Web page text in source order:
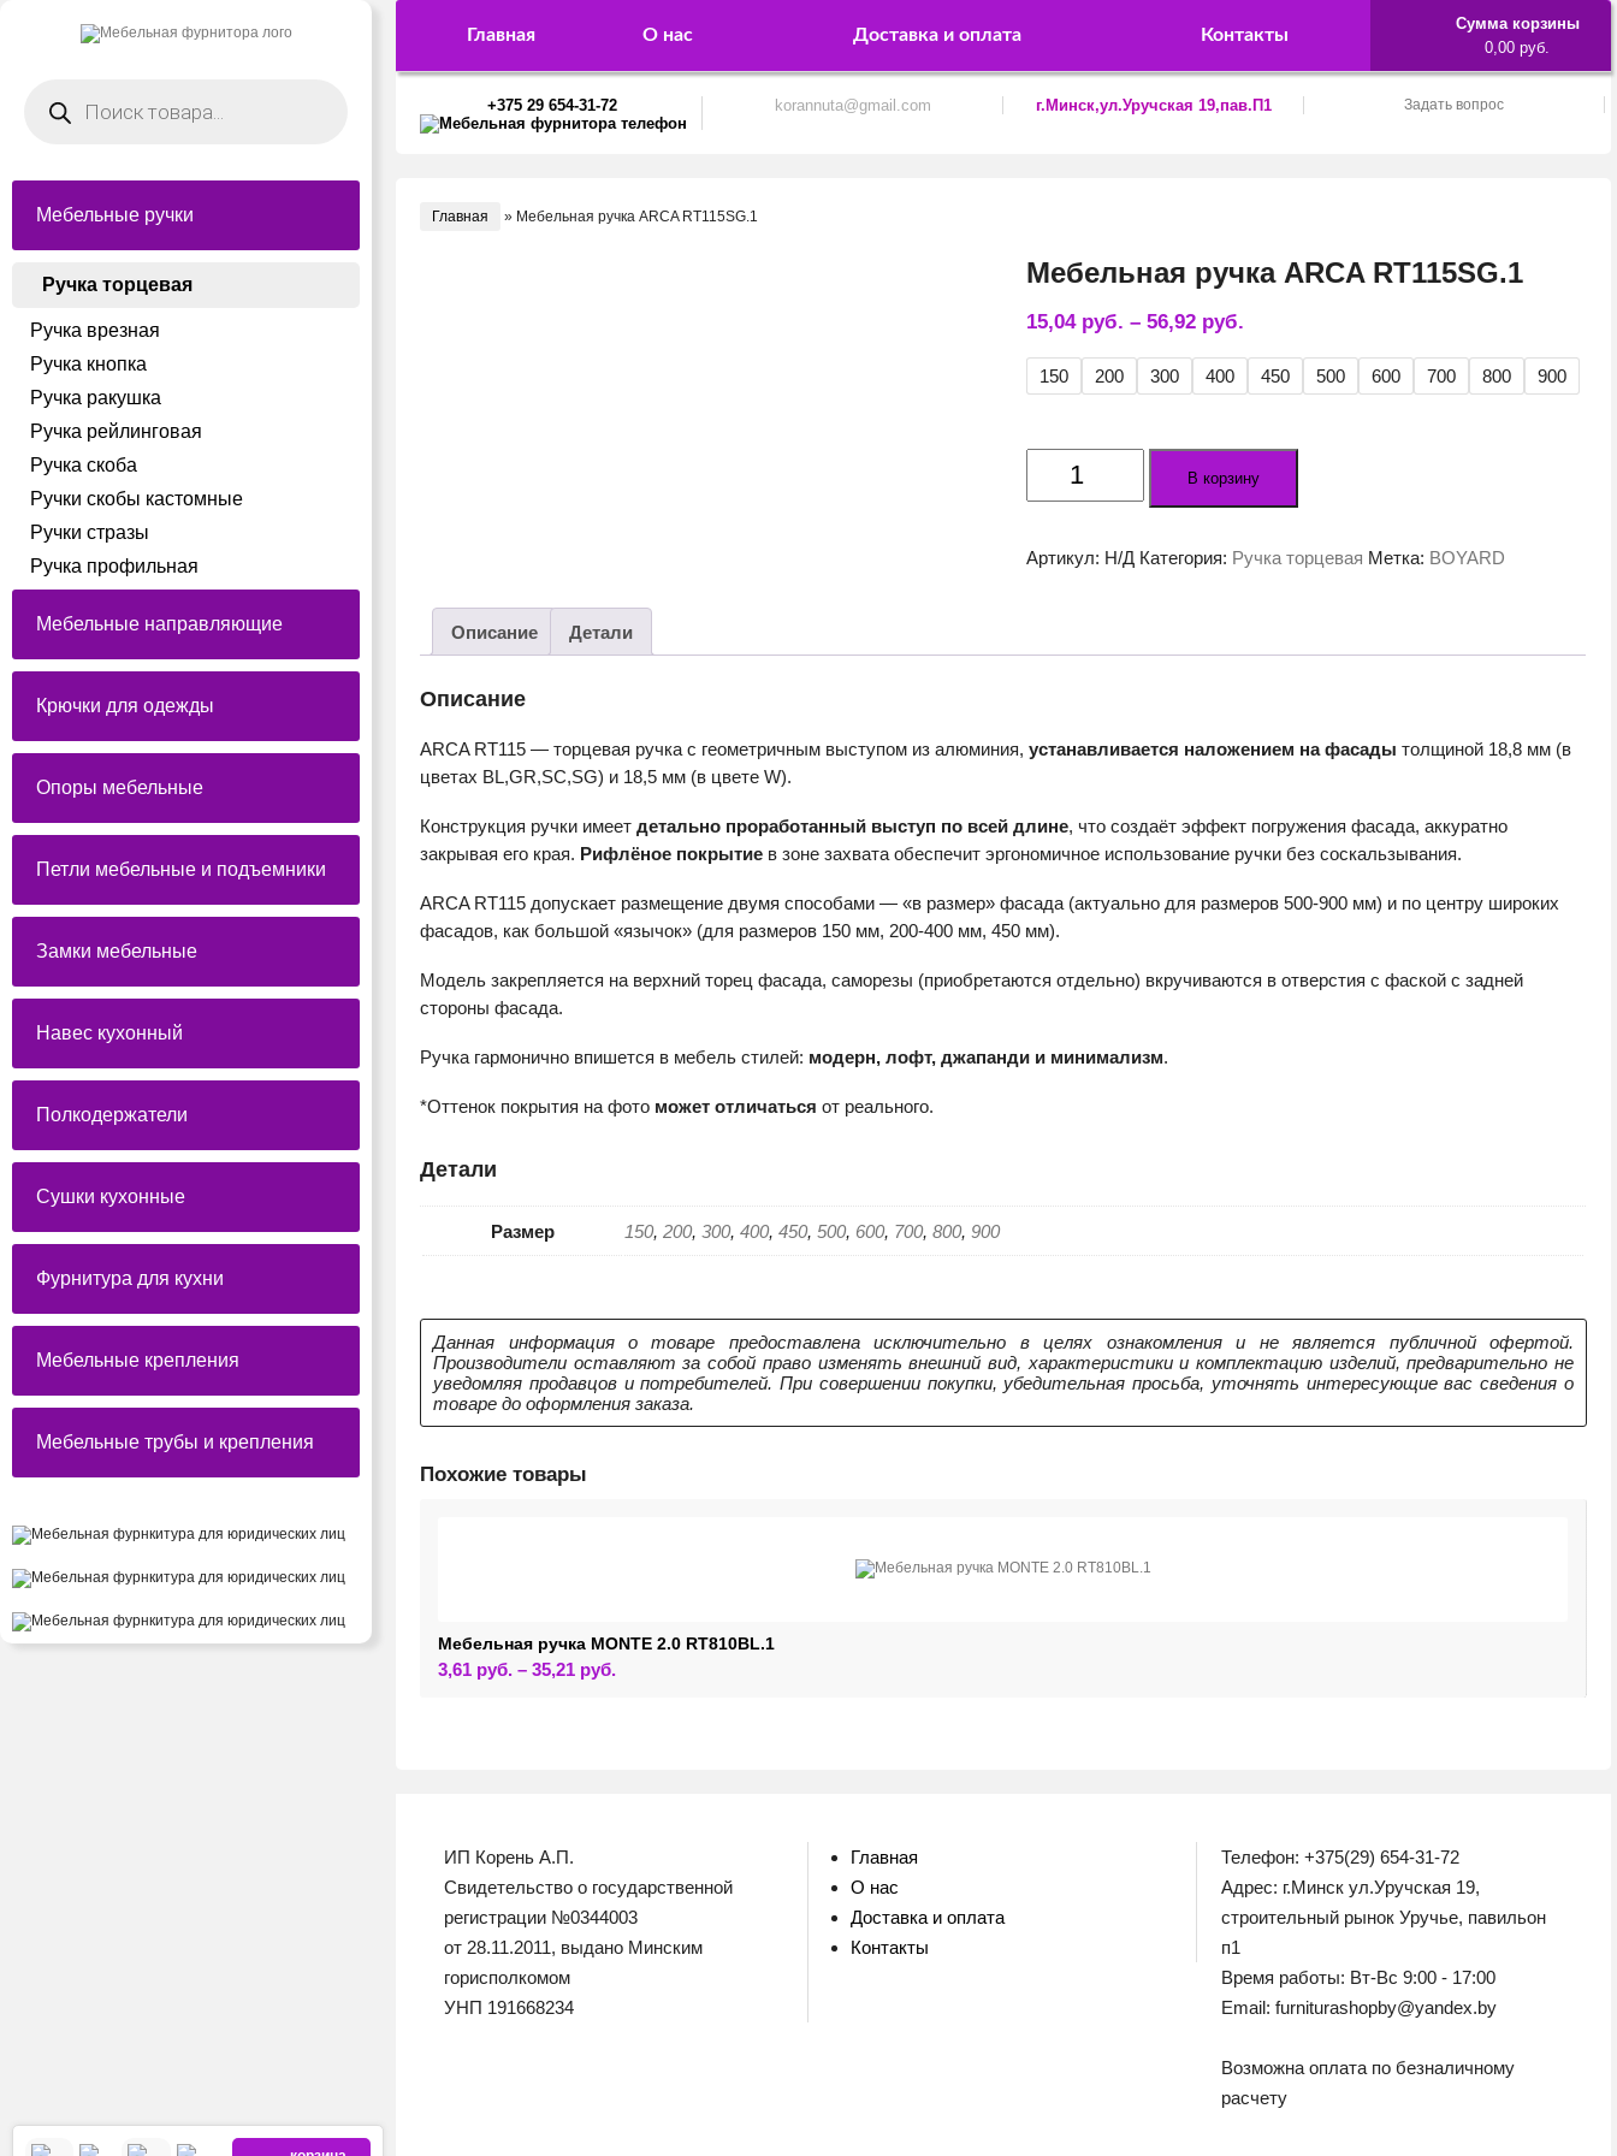
товаров
Мебельные ручки
Ручка торцевая
Ручка врезная
Ручка кнопка
Ручка ракушка
Ручка рейлинговая
Ручка скоба
Ручки скобы кастомные
Ручки стразы
Ручка профильная
Мебельные направляющие
Крючки для одежды
Опоры мебельные
Петли мебельные и подъемники
Замки мебельные
Навес кухонный
Полкодержатели
Сушки кухонные
Фурнитура для кухни
Мебельные крепления
Мебельные трубы и крепления
Главная О нас Доставка и оплата Контакты
Сумма корзины
0,00 руб.
+375 29 654-31-72 korannuta@gmail.com г.Минск,ул.Уручская 19,пав.П1 Задать вопрос
Главная » Мебельная ручка ARCA RT115SG.1
Мебельная ручка ARCA RT115SG.1
15,04 руб. –56,92 руб.
150 200 300 400 450 500 600 700 800 900
Количество
товара
ARCA
В корзину
Артикул: Н/Д Категория: Ручка торцевая Метка: BOYARD
Описание Детали
Описание
ARCA RT115 — торцевая ручка с геометричным выступом из алюминия,устанавливается наложением на фасады толщиной 18,8 мм (в
цветах BL,GR,SC,SG) и 18,5 мм (в цвете W).
Конструкция ручки имеетдетально проработанный выступ по всей длине, что создаёт эффект погружения фасада, аккуратно
закрывая его края. Рифлёное покрытие в зоне захвата обеспечит эргономичное использование ручки без соскальзывания.
ARCA RT115 допускает размещение двумя способами — «в размер» фасада (актуально для размеров 500-900 мм) и по центру широких
фасадов, как большой «язычок» (для размеров 150 мм, 200-400 мм, 450 мм).
Модель закрепляется на верхний торец фасада, саморезы (приобретаются отдельно) вкручиваются в отверстия с фаской с задней
стороны фасада.
Ручка гармонично впишется в мебель стилей: модерн, лофт, джапанди и минимализм.
*Оттенок покрытия на фото может отличаться от реального.
Детали
Размер 150,200,300,400,450,500, 600, 700,800,900
Данная информация о товаре предоставлена исключительно в целях ознакомления и не является публичной офертой.
Производители оставляют за собой право изменять внешний вид, характеристики и комплектацию изделий, предварительно не
уведомляя продавцов и потребителей. При совершении покупки, убедительная просьба, уточнять интересующие вас сведения о
товаре до оформления заказа.
Похожие товары
Мебельная ручка MONTE 2.0 RT810BL.1
3,61 руб. –35,21 руб.
ИП Корень А.П.
Свидетельство о государственной
регистрации №0344003
от 28.11.2011, выдано Минским
горисполкомом
УНП 191668234
Главная
О нас
Доставка и оплата
Контакты
Телефон: +375(29) 654-31-72
Адрес: г.Минск ул.Уручская 19,
строительный рынок Уручье, павильон
п1
Время работы: Вт-Вс 9:00 - 17:00
Email: furniturashopby@yandex.by
Возможна оплата по безналичному
расчету